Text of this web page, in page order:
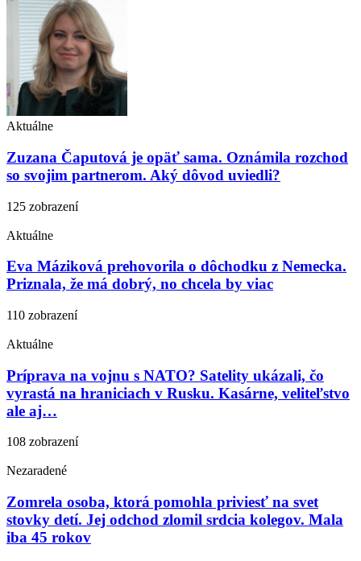
Aktuálne
Zuzana Čaputová je opäť sama. Oznámila rozchod
so svojim partnerom. Aký dôvod uviedli?
125 zobrazení
Aktuálne
Eva Máziková prehovorila o dôchodku z Nemecka.
Priznala, že má dobrý, no chcela by viac
110 zobrazení
Aktuálne
Príprava na vojnu s NATO? Satelity ukázali, čo
vyrastá na hraniciach v Rusku. Kasárne, veliteľstvo
ale aj…
108 zobrazení
Nezaradené
Zomrela osoba, ktorá pomohla priviesť na svet
stovky detí. Jej odchod zlomil srdcia kolegov. Mala
iba 45 rokov